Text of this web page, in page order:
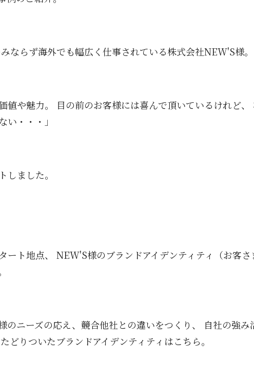
ならず海外でも幅広く仕事されている株式会社NEW'S様。
値や魅力。 目の前のお客様には喜んで頂いているけれど
い・・・」
しました。
ート地点、 NEW'S様のブランドアイデンティティ（お客
のニーズの応え、競合他社との違いをつくり、 自社の強み
どりついたブランドアイデンティティはこちら。